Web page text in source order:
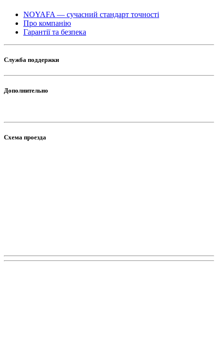
NOYAFA — сучасний стандарт точності
Про компанію
Гарантії та безпека
Служба поддержки
Дополнительно
Схема проезда